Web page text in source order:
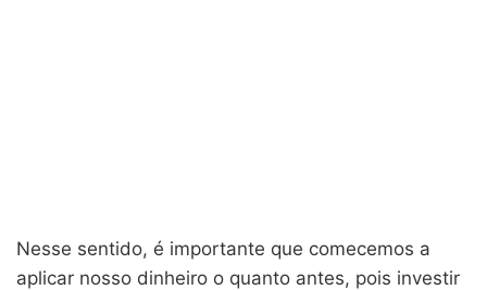
Nesse sentido, é importante que comecemos a
aplicar nosso dinheiro o quanto antes, pois investir